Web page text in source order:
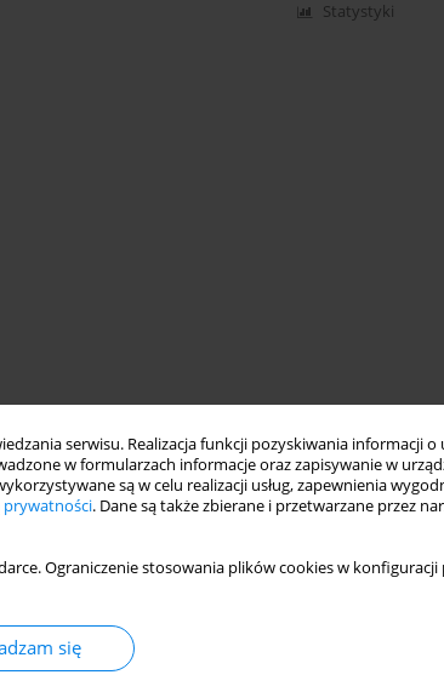
serwisu. Realizacja funkcji pozyskiwania informacji
w formularzach informacje oraz zapisywanie w
są w celu realizacji usług, zapewnienia
prywatności. Dane są także zbierane i przetwarzane przez
Ograniczenie stosowania plików cookies w konfiguracji
się
Statystyki